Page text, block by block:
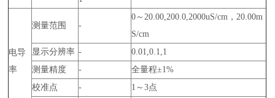
电导
率
测量范围 -
0～20.00,200.0,2000uS/cm，20.00m
S/cm
显示分辨率 -
0.01,0.1,1
测量精度
-
全量程±1%
校准点
-
1～3点